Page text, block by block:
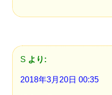
S より:
2018年3月20日 00:35